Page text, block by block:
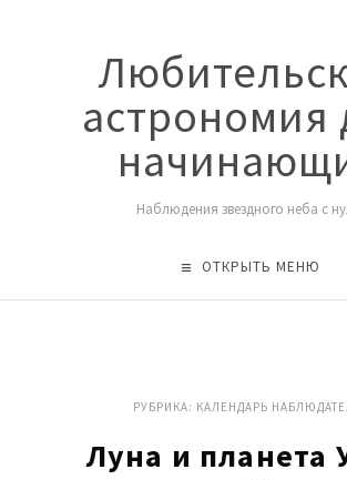
астрономия
Наблюдения звездного неба с
ОТКРЫТЬ МЕНЮ
РУБРИКА: КАЛЕНДАРЬ
Луна и планета